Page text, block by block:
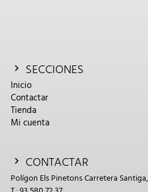
SECCIONES
Inicio
Contactar
Tienda
Mi cuenta
CONTACTAR
Polígon Els Pinetons Carretera